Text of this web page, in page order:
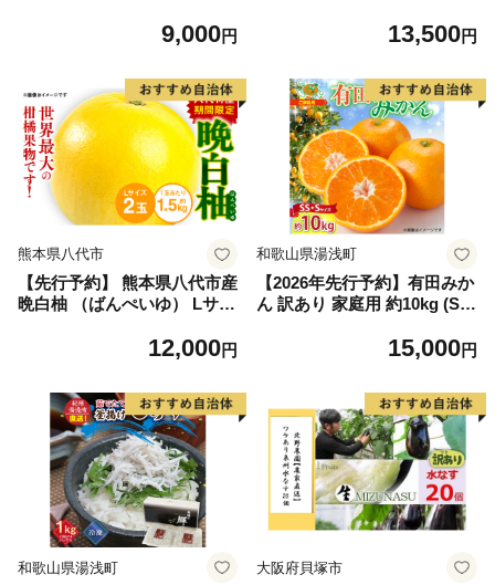
海町,チーズ,ちーず,チーズケ
9,000円
プリント ハーブ 香り付き 日
品 備蓄 送料無料 北海道 倶知
安町 日用品
13,500円
熊本県八代市
【先行予約】 熊本県八代市産
晩白柚 （ばんぺいゆ） Lサイ
もの フルーツ おやつ 特産 熊
12,000円
和歌山県湯浅町
【2026年先行予約】有田みか
ん 訳あり 家庭用 約10kg (S
ん フルーツ 柑橘 果物 果実
6098
15,000円
和歌山県湯浅町 大阪府貝塚市